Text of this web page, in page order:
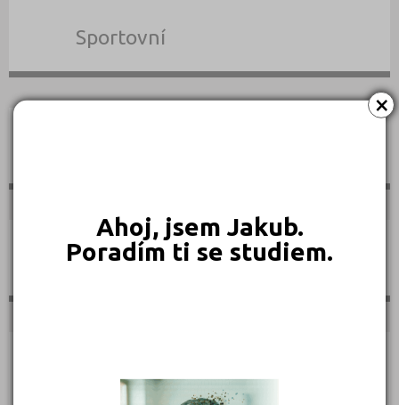
×
Ahoj, jsem Jakub.
Poradím ti se studiem.
Sportovní
Teologické
Textilní a obuvnické